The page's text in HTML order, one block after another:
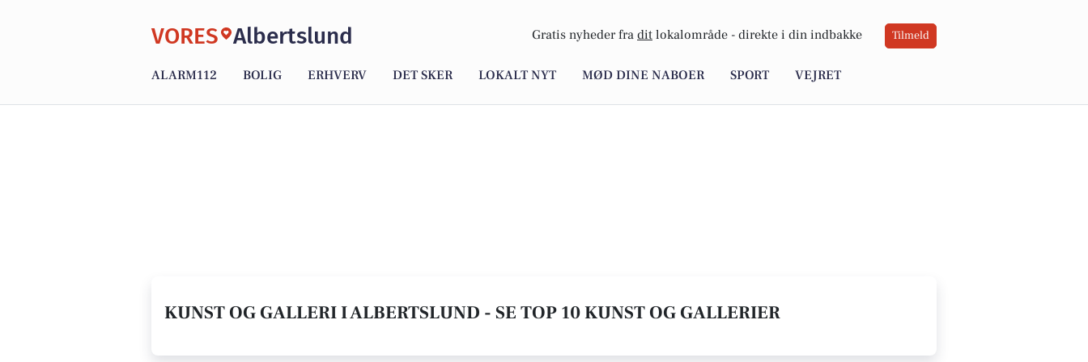
VORES Albertslund Gratis nyheder fra dit lokalområde - direkte i din indbakke Tilmeld
ALARM112 BOLIG ERHVERV DET SKER LOKALT NYT MØD DINE NABOER SPORT VEJRET
KUNST OG GALLERI I ALBERTSLUND - SE TOP 10 KUNST OG GALLERIER